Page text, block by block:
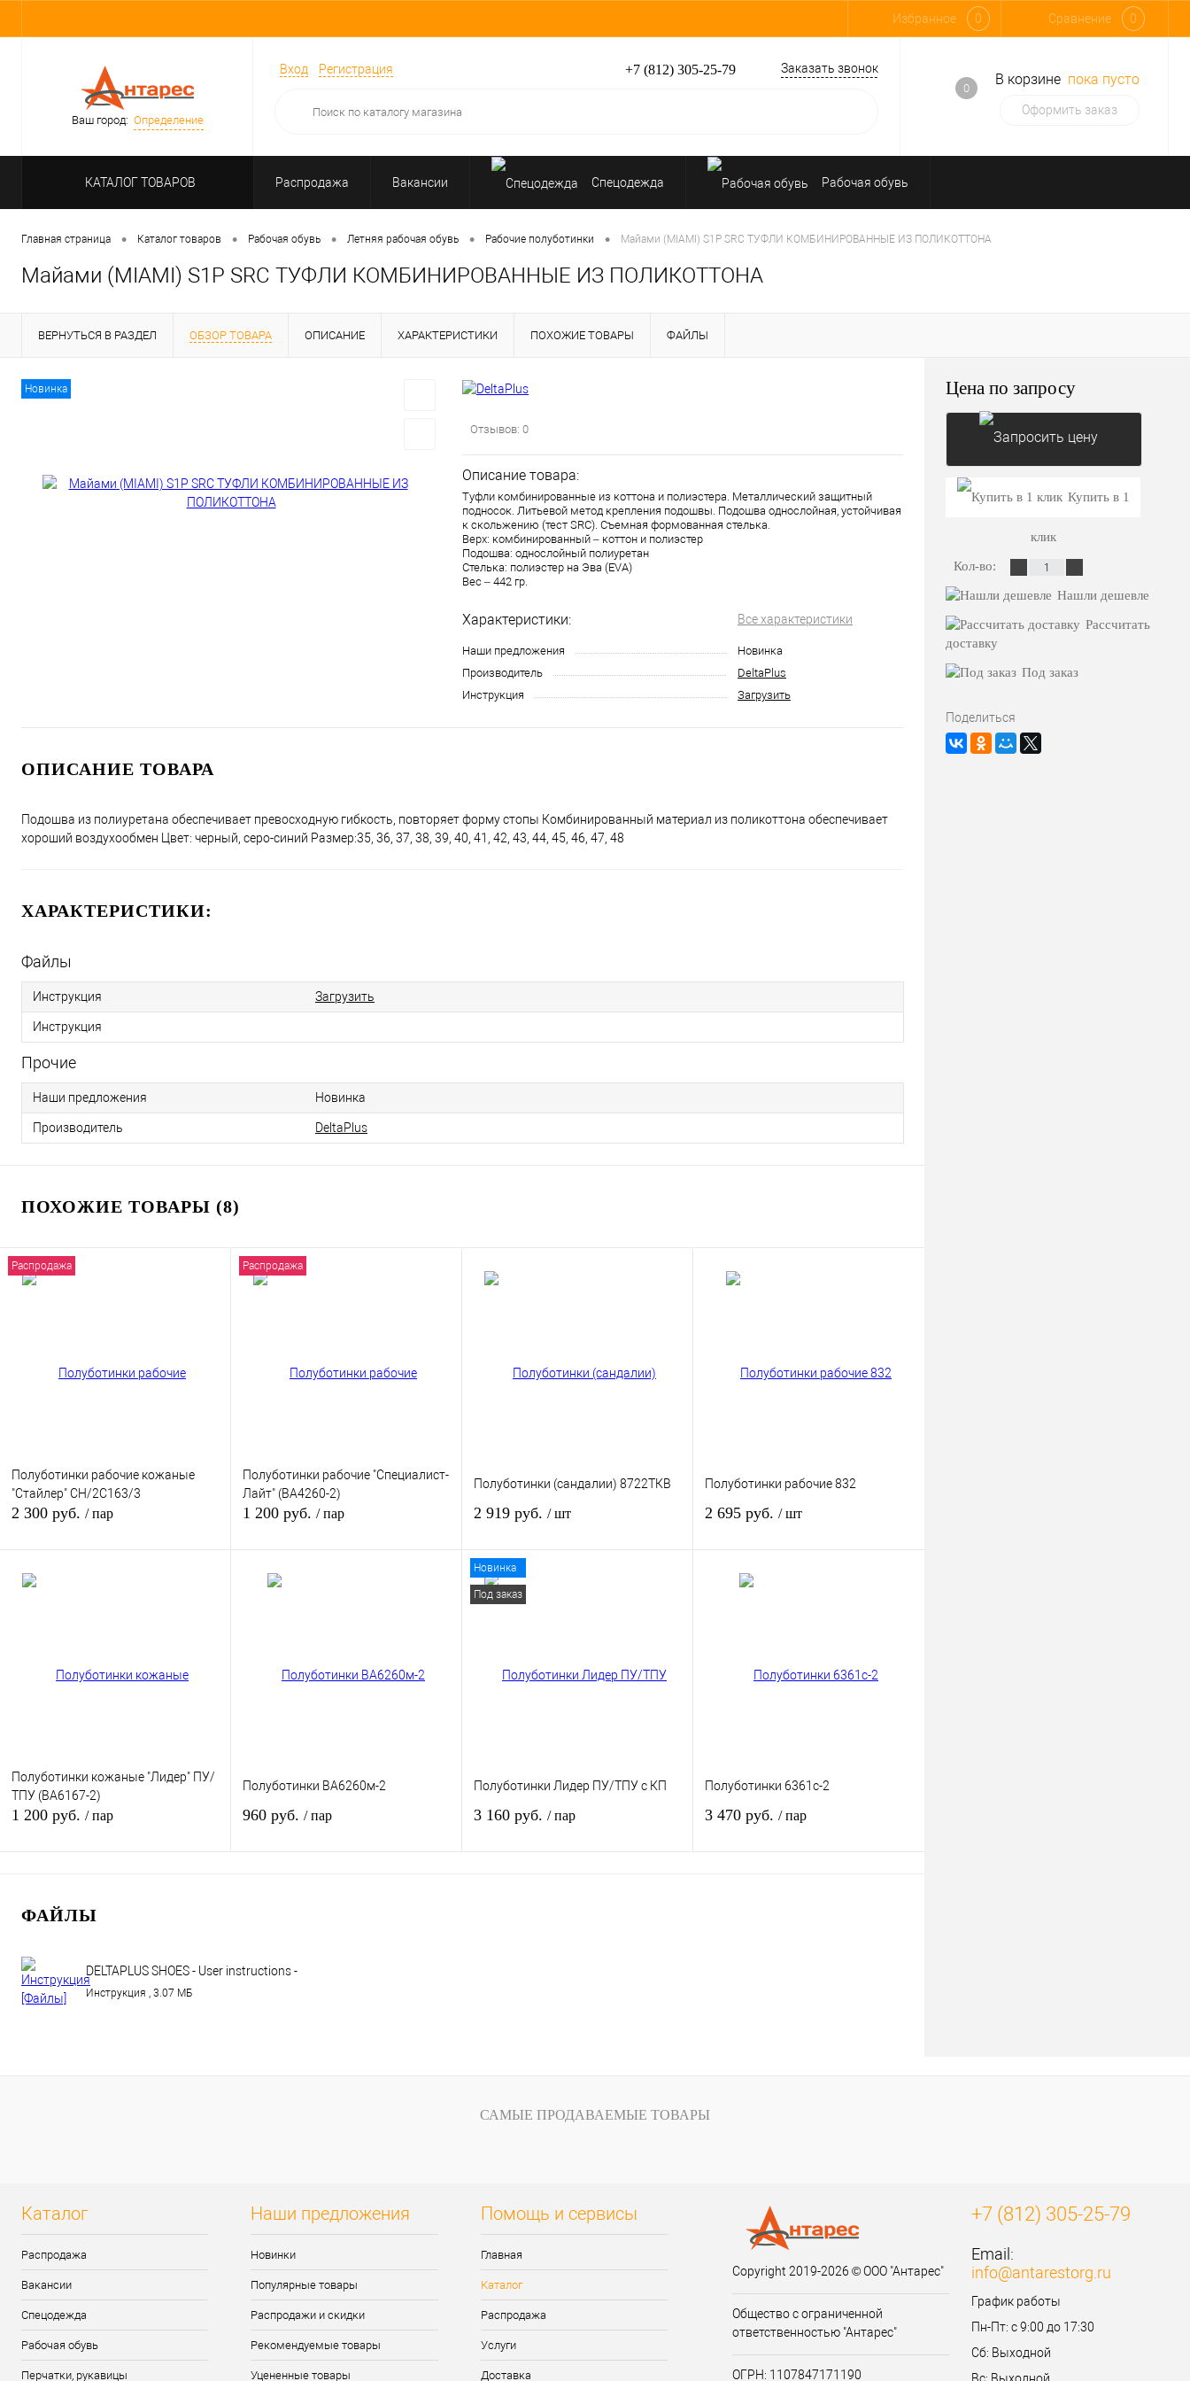
Избранное 0 Сравнение 0
Ваш город: Определение
Вход Регистрация +7 (812) 305-25-79 Заказать звонок
0
В корзине пока пусто
Оформить заказ
КАТАЛОГ ТОВАРОВ Распродажа Вакансии Спецодежда Рабочая обувь
Перчатки, рукавицы Средства индивидуальной защиты
Главная страница • Каталог товаров • Рабочая обувь • Летняя рабочая обувь • Рабочие полуботинки • Майами (MIAMI) S1P SRC ТУФЛИ КОМБИНИРОВАННЫЕ ИЗ ПОЛИКОТТОНА
Майами (MIAMI) S1P SRC ТУФЛИ КОМБИНИРОВАННЫЕ ИЗ ПОЛИКОТТОНА
ВЕРНУТЬСЯ В РАЗДЕЛ ОБЗОР ТОВАРА ОПИСАНИЕ ХАРАКТЕРИСТИКИ ПОХОЖИЕ ТОВАРЫ ФАЙЛЫ
Новинка
Отзывов: 0
Описание товара:
Туфли комбинированные из коттона и полиэстера. Металлический защитный
подносок. Литьевой метод крепления подошвы. Подошва однослойная, устойчивая
к скольжению (тест SRC). Съемная формованная стелька.
Верх: комбинированный – коттон и полиэстер
Подошва: однослойный полиуретан
Стелька: полиэстер на Эва (EVA)
Вес – 442 гр.
Характеристики: Все характеристики
Наши предложения
Новинка
Производитель
DeltaPlus
Инструкция
Загрузить
ОПИСАНИЕ ТОВАРА
Подошва из полиуретана обеспечивает превосходную гибкость, повторяет форму стопы Комбинированный материал из поликоттона обеспечивает
хороший воздухообмен Цвет: черный, серо-синий Размер:35, 36, 37, 38, 39, 40, 41, 42, 43, 44, 45, 46, 47, 48
ХАРАКТЕРИСТИКИ:
Файлы
Инструкция Загрузить
Инструкция
Прочие
Наши предложения Новинка
Производитель DeltaPlus
ПОХОЖИЕ ТОВАРЫ (8)
Распродажа
Полуботинки рабочие кожаные
"Стайлер" CH/2C163/3
2 300 руб. / пар
наличии
Распродажа
Полуботинки рабочие "Специалист-
Лайт" (BА4260-2)
1 200 руб. / пар
наличии
Полуботинки (сандалии) 8722ТКВ
2 919 руб. / шт
наличии
Полуботинки рабочие 832
2 695 руб. / шт
наличии
Полуботинки кожаные "Лидер" ПУ/
ТПУ (ВА6167-2)
1 200 руб. / пар
В избранное
наличии
Размер обуви:
Полуботинки ВА6260м-2
960 руб. / пар
Новинка
Под заказ
Полуботинки Лидер ПУ/ТПУ с КП
3 160 руб. / пар
Полуботинки 6361c-2
3 470 руб. / пар
ФАЙЛЫ
DELTAPLUS SHOES - User instructions -
27 languages - 15-04-2015(4).pdf
Инструкция , 3.07 МБ
Цена по запросу
Запросить ценуКупить в 1
клик
Кол-во:
Нашли дешевле
Рассчитать
доставку
Под заказ
Поделиться
САМЫЕ ПРОДАВАЕМЫЕ ТОВАРЫ
Каталог
Распродажа
Вакансии
Спецодежда
Рабочая обувь
Перчатки, рукавицы
Наши предложения
Новинки
Популярные товары
Распродажи и скидки
Рекомендуемые товары
Уцененные товары
Помощь и сервисы
Главная
Каталог
Распродажа
Услуги
Доставка
Copyright 2019-2026 © ООО "Антарес"
Общество с ограниченной
ответственностью "Антарес"
ОГРН: 1107847171190
+7 (812) 305-25-79
Email:
info@antarestorg.ru
График работы
Пн-Пт: с 9:00 до 17:30
Сб: Выходной